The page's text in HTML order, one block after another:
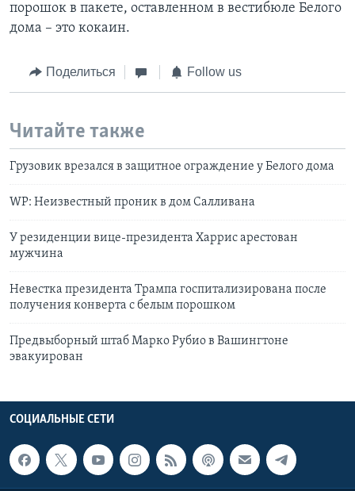
порошок в пакете, оставленном в вестибюле Белого
дома – это кокаин.
Поделиться Follow us
Читайте также
Грузовик врезался в защитное ограждение у Белого дома
WP: Неизвестный проник в дом Салливана
У резиденции вице-президента Харрис арестован
мужчина
Невестка президента Трампа госпитализирована после
получения конверта с белым порошком
Предвыборный штаб Марко Рубио в Вашингтоне
эвакуирован
СОЦИАЛЬНЫЕ СЕТИ